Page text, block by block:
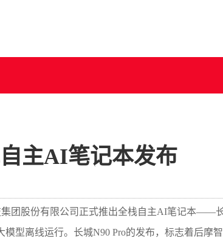
主AI笔记本发布
集团股份有限公司正式推出全栈自主AI笔记本——
型离线运行。长城N90 Pro的发布，标志着后摩